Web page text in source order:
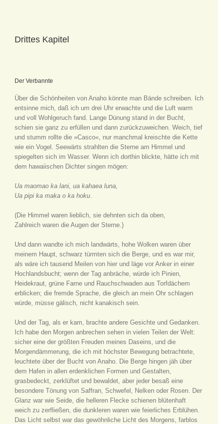
Drittes Kapitel
Der Verbannte
Über die Schönheiten von Anaho könnte man Bände schreiben. Ich
entsinne mich, daß ich um drei Uhr erwachte und die Luft warm
und voll Wohlgeruch fand. Lange Dünung stand in der Bucht,
schien sie ganz zu erfüllen und dann zurückzuweichen. Weich, tief
und stumm rollte die »Casco«, nur manchmal kreischte die Kette
wie ein Vogel. Seewärts strahlten die Sterne am Himmel und
spiegelten sich im Wasser. Wenn ich dorthin blickte, hätte ich mit
dem hawaiischen Dichter singen mögen:
Ua maomao ka lani, ua kahaea luna,
Ua pipi ka maka o ka hoku
(Die Himmel waren lieblich, sie dehnten sich da oben,
Zahlreich waren die Augen der Sterne.)
Und dann wandte ich mich landwärts, hohe Wolken waren über
meinem Haupt, schwarz türmten sich die Berge, und es war mir,
als wäre ich tausend Meilen von hier und läge vor Anker in einer
Hochlandsbucht; wenn der Tag anbräche, würde ich Pinien,
Heidekraut, grüne Farne und Rauchschwaden aus Torfdächern
erblicken; die fremde Sprache, die gleich an mein Ohr schlagen
würde, müsse gälisch, nicht kanakisch sein.
Und der Tag, als er kam, brachte andere Gesichte und Gedanken.
Ich habe den Morgen anbrechen sehen in vielen Teilen der Welt:
sicher eine der größten Freuden meines Daseins, und die
Morgendämmerung, die ich mit höchster Bewegung betrachtete,
leuchtete über der Bucht von Anaho. Die Berge hingen jäh über
dem Hafen in allen erdenklichen Formen und Gestalten,
grasbedeckt, zerklüftet und bewaldet, aber jeder besaß eine
besondere Tönung von Saffran, Schwefel, Nelken oder Rosen. Der
Glanz war wie Seide, die helleren Flecke schienen blütenhaft
weich zu zerfließen, die dunkleren waren wie feierliches Erblühen.
Das Licht selbst war das gewöhnliche Licht des Morgens, farblos